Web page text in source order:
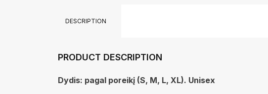
DESCRIPTION
PRODUCT DESCRIPTION
Dydis: pagal poreikį (S, M, L, XL). Unisex